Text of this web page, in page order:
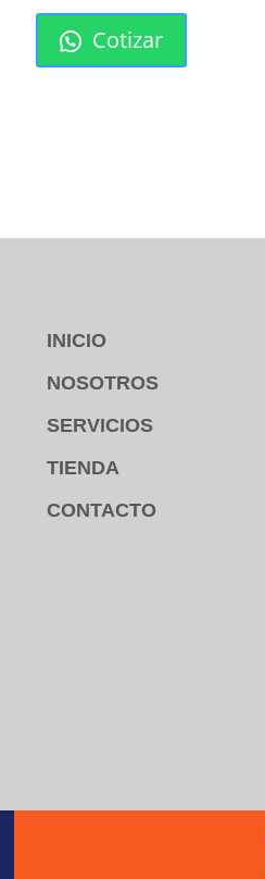
Cotizar
INICIO
NOSOTROS
SERVICIOS
TIENDA
CONTACTO